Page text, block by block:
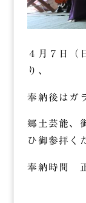
４月７日（
り、
奉納後はガ
郷土芸能、
ひ御参拝く
奉納時間